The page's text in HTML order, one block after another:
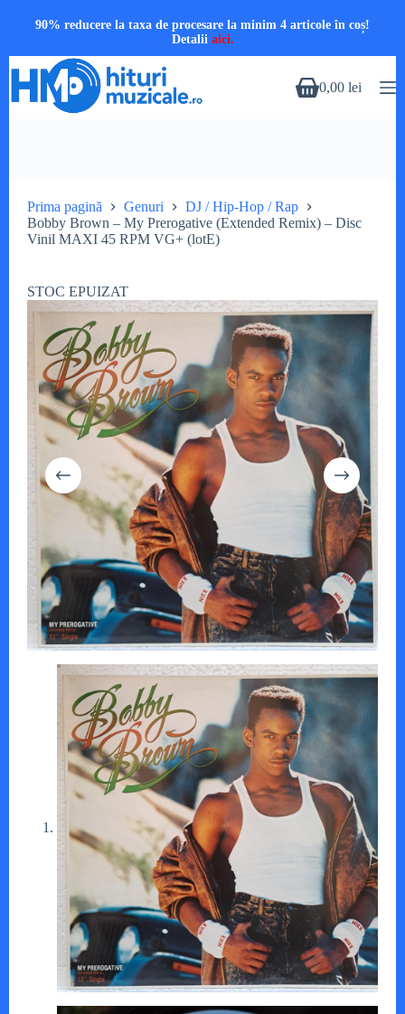
90% reducere la taxa de procesare la minim 4 articole în coș!
Detalii aici.
conținut
Coș0,00 lei
Prima pagină Genuri
DJ / Hip-Hop / Rap
Bobby Brown – My Prerogative (Extended Remix) – Disc
Vinil MAXI 45 RPM VG+ (lotE)
STOC EPUIZAT